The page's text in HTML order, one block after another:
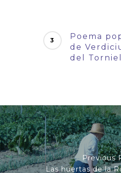
Poema
de
del
Previous
Las huertas de la